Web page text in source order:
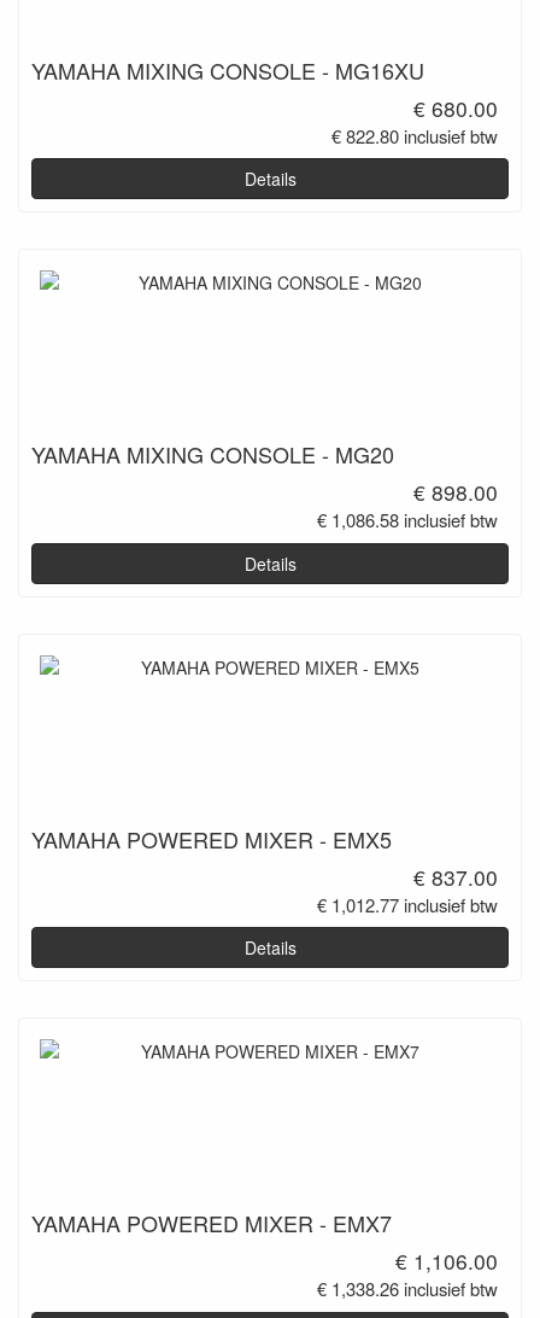
YAMAHA MIXING CONSOLE - MG16XU
€ 680.00
€ 822.80 inclusief btw
Details
YAMAHA MIXING CONSOLE - MG20
€ 898.00
€ 1,086.58 inclusief btw
Details
YAMAHA POWERED MIXER - EMX5
€ 837.00
€ 1,012.77 inclusief btw
Details
YAMAHA POWERED MIXER - EMX7
€ 1,106.00
€ 1,338.26 inclusief btw